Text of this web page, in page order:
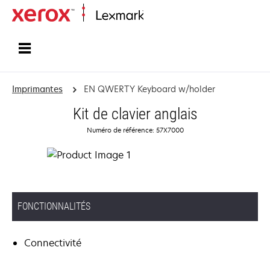
Imprimantes EN QWERTY Keyboard w/holder
Kit de clavier anglais
Numéro de référence: 57X7000
FONCTIONNALITÉS
Connectivité